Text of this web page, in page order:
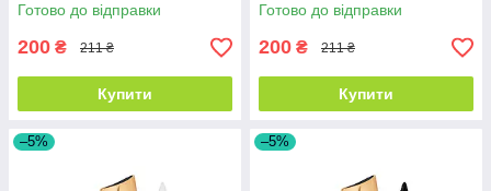
Готово до відправки
200 ₴ 211 ₴
Купити
Готово до відправки
200 ₴ 211 ₴
Купити
–5% –5%